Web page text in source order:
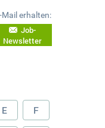
erhalten:
Job-
Newsletter
E F